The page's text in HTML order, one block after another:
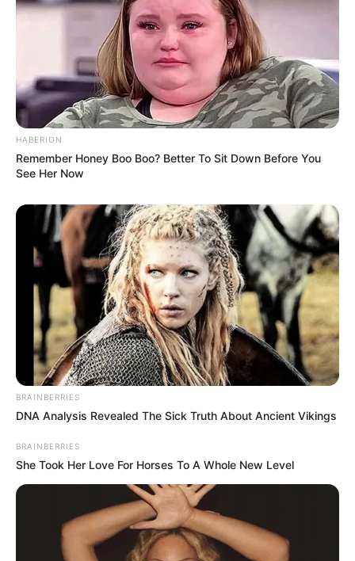
Fail! 10 Potret Makanan Gagal
Dimasak yang Bikin Kamu
Nggak Selera
10 Pose Manekin Anti
Mainstream yang Konyol
Banget
8 Kata Lucu Seputar Malam
Minggu ala Jomblo yang Bikin
Ngenes
HABERION
Remember Honey Boo Boo? Better To Sit Down Before You
See Her Now
BRAINBERRIES
DNA Analysis Revealed The Sick Truth About Ancient Vikings
BRAINBERRIES
She Took Her Love For Horses To A Whole New Level